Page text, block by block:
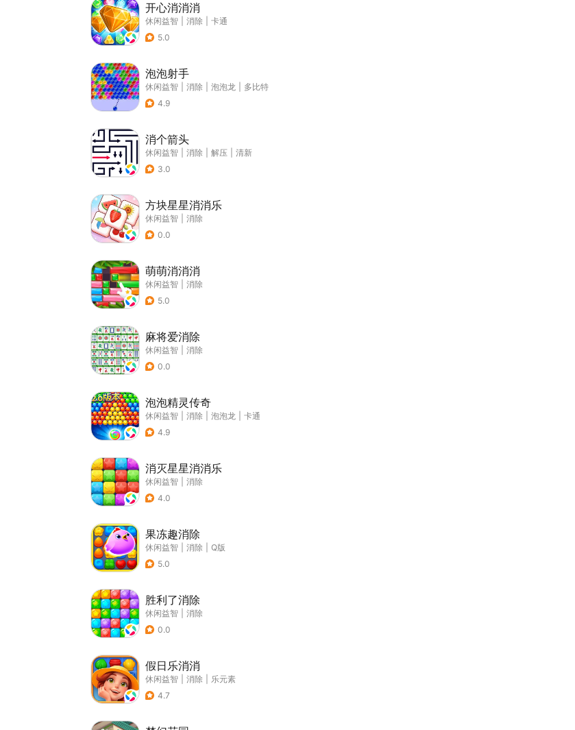
开心消消消
休闲益智 消除
卡通
5.0
泡泡射手
休闲益智 消除 泡泡龙
多比特
4.9
消个箭头
休闲益智 消除 解压
清新
3.0
方块星星消消乐
休闲益智
消除
0.0
萌萌消消消
休闲益智
消除
5.0
麻将爱消除
休闲益智
消除
0.0
泡泡精灵传奇
休闲益智 消除 泡泡龙
卡通
4.9
消灭星星消消乐
休闲益智
消除
4.0
果冻趣消除
休闲益智 消除
Q版
5.0
胜利了消除
休闲益智
消除
0.0
假日乐消消
休闲益智 消除
乐元素
4.7